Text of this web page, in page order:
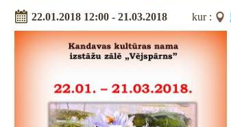
22.01.2018 12:00 - 21.03.2018 kur :